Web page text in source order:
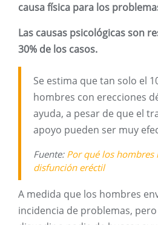
causa física para los
Las causas psicológicas son
30% de los casos.
Se estima que tan solo el
hombres con erecciones
ayuda, a pesar de que el
apoyo pueden ser muy
Fuente: Por qué los
disfunción eréctil
A medida que los hombres
incidencia de problemas,